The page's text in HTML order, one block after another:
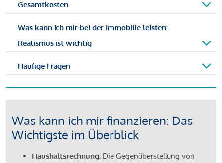
Gesamtkosten
Was kann ich mir bei der Immobilie leisten:
Realismus ist wichtig
Häufige Fragen
Was kann ich mir finanzieren: Das
Wichtigste im Überblick
Haushaltsrechnung: Die Gegenüberstellung von